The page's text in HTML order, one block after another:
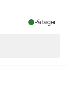
På lager